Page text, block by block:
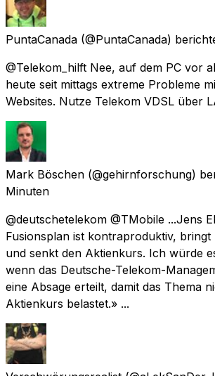
PuntaCanada (@PuntaCanada)
@Telekom_hilft Nee, auf dem PC vor
heute seit mittags extreme Probleme
Websites. Nutze Telekom VDSL über
Mark Böschen (@gehirnforschung)
Minuten
@deutschetelekom @TMobile ...Jens
Fusionsplan ist kontraproduktiv, bringt
und senkt den Aktienkurs. Ich würde
wenn das Deutsche-Telekom-
eine Absage erteilt, damit das Thema
Aktienkurs belastet.» ...